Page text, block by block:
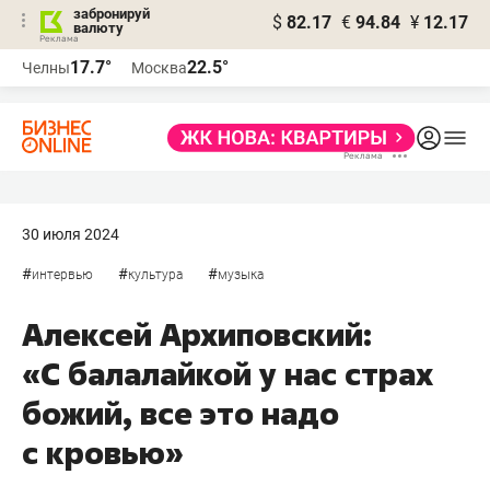
забронируй
валюту
$ 82.17 € 94.84 ¥ 12.17
Челны17.7° Москва22.5°
30 июля 2024
#интервью #культура #музыка
Алексей Архиповский:
«С балалайкой у нас страх
божий, все это надо
с кровью»